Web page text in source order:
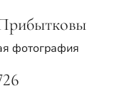
фотография